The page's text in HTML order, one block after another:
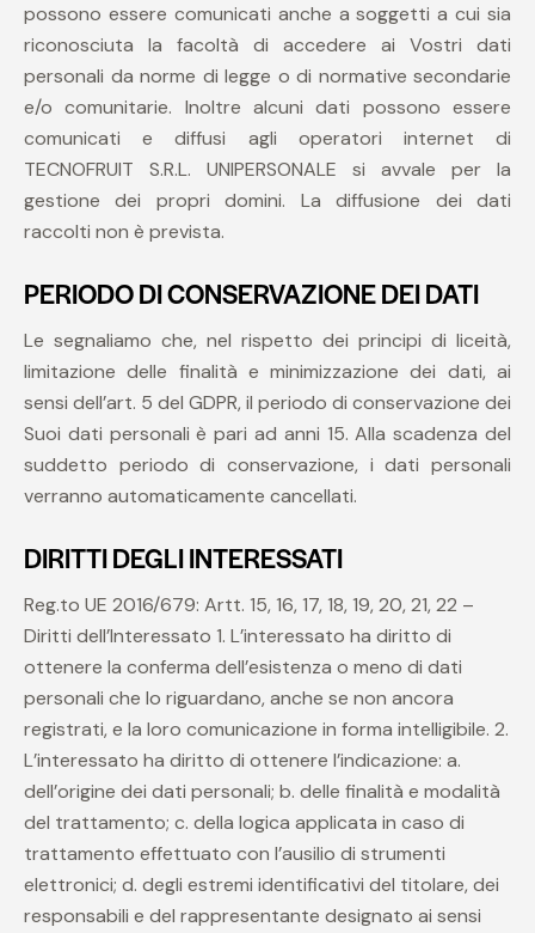
possono essere comunicati anche a soggetti a cui sia
riconosciuta la facoltà di accedere ai Vostri dati
personali da norme di legge o di normative secondarie
e/o comunitarie. Inoltre alcuni dati possono essere
comunicati e diffusi agli operatori internet di
TECNOFRUIT S.R.L. UNIPERSONALE si avvale per la
gestione dei propri domini. La diffusione dei dati
raccolti non è prevista.
PERIODO DI CONSERVAZIONE DEI DATI
Le segnaliamo che, nel rispetto dei principi di liceità,
limitazione delle finalità e minimizzazione dei dati, ai
sensi dell’art. 5 del GDPR, il periodo di conservazione dei
Suoi dati personali è pari ad anni 15. Alla scadenza del
suddetto periodo di conservazione, i dati personali
verranno automaticamente cancellati.
DIRITTI DEGLI INTERESSATI
Reg.to UE 2016/679: Artt. 15, 16, 17, 18, 19, 20, 21, 22 –
Diritti dell’Interessato 1. L’interessato ha diritto di
ottenere la conferma dell’esistenza o meno di dati
personali che lo riguardano, anche se non ancora
registrati, e la loro comunicazione in forma intelligibile. 2.
L’interessato ha diritto di ottenere l’indicazione: a.
dell’origine dei dati personali; b. delle finalità e modalità
del trattamento; c. della logica applicata in caso di
trattamento effettuato con l’ausilio di strumenti
elettronici; d. degli estremi identificativi del titolare, dei
responsabili e del rappresentante designato ai sensi